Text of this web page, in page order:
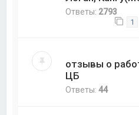
Ответы: 2793
1
отзывы о
ЦБ
Ответы:44